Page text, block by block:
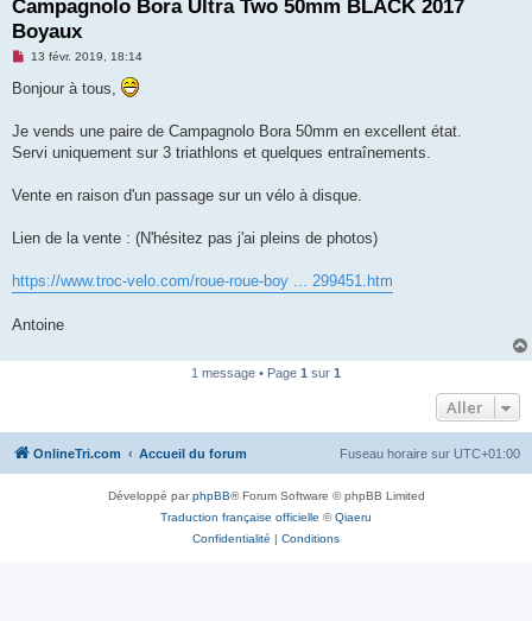
Campagnolo Bora Ultra Two 50mm BLACK 2017
Boyaux
M
s
s
g
e
n
l
13 févr. 2019, 18:14
Bonjour à tous,
Je vends une paire de Campagnolo Bora 50mm en excellent état.
Servi uniquement sur 3 triathlons et quelques entraînements.
Vente en raison d'un passage sur un vélo à disque.
Lien de la vente : (N'hésitez pas j'ai pleins de photos)
https://www.troc-velo.com/roue-roue-boy ... 299451.htm
Antoine
1 message • Page 1 sur 1
Aller
OnlineTri.com Accueil du forum Fuseau horaire sur UTC+01:00
Développé parphpBB® Forum Software © phpBB Limited
Traduction française officielle ©Qiaeru
Confidentialité | Conditions